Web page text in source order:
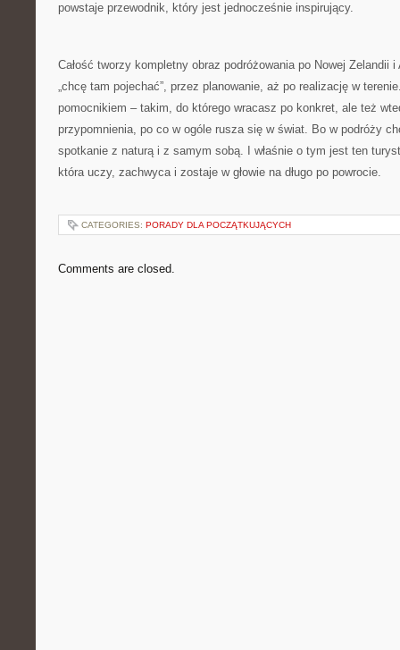
powstaje przewodnik, który jest jednocześnie inspirujący.
Całość tworzy kompletny obraz podróżowania po Nowej Zelandii
„chcę tam pojechać”, przez planowanie, aż po realizację w
pomocnikiem – takim, do którego wracasz po konkret, ale też
przypomnienia, po co w ogóle rusza się w świat. Bo w podróży
spotkanie z naturą i z samym sobą. I właśnie o tym jest ten
która uczy, zachwyca i zostaje w głowie na długo po powrocie.
CATEGORIES: PORADY DLA POCZĄTKUJĄCYCH
Comments are closed.